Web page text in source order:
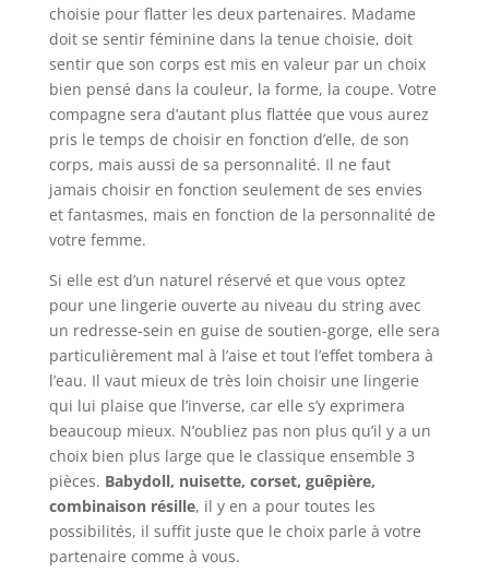
choisie pour flatter les deux partenaires. Madame
doit se sentir féminine dans la tenue choisie, doit
sentir que son corps est mis en valeur par un choix
bien pensé dans la couleur, la forme, la coupe. Votre
compagne sera d’autant plus flattée que vous aurez
pris le temps de choisir en fonction d’elle, de son
corps, mais aussi de sa personnalité. Il ne faut
jamais choisir en fonction seulement de ses envies
et fantasmes, mais en fonction de la personnalité de
votre femme.
Si elle est d’un naturel réservé et que vous optez
pour une lingerie ouverte au niveau du string avec
un redresse-sein en guise de soutien-gorge, elle sera
particulièrement mal à l’aise et tout l’effet tombera à
l’eau. Il vaut mieux de très loin choisir une lingerie
qui lui plaise que l’inverse, car elle s’y exprimera
beaucoup mieux. N’oubliez pas non plus qu’il y a un
choix bien plus large que le classique ensemble 3
pièces. Babydoll, nuisette, corset, guêpière,
combinaison résille, il y en a pour toutes les
possibilités, il suffit juste que le choix parle à votre
partenaire comme à vous.